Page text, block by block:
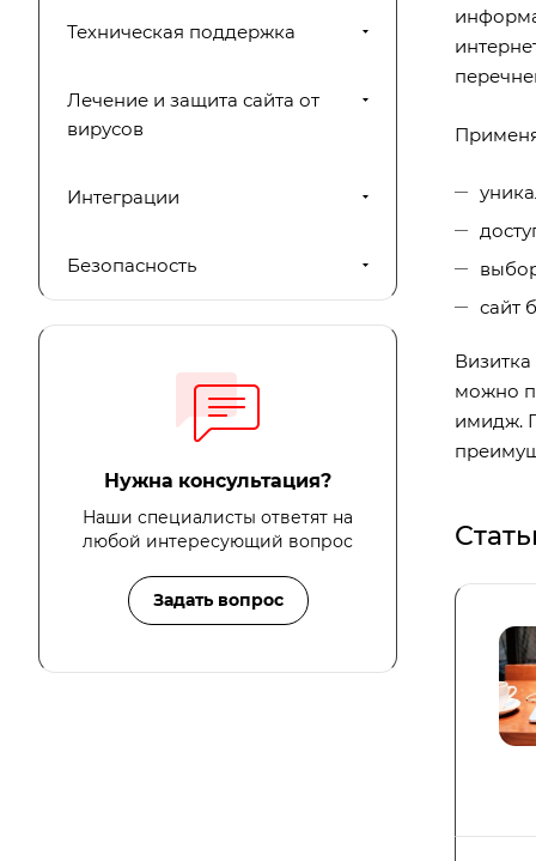
сайт
можно
имидж.
Техническая поддержка
Лечение и защита сайта от
вирусов
Интеграции
Безопасность
Нужна консультация?
Наши специалисты ответят на
любой интересующий вопрос
Задать вопрос